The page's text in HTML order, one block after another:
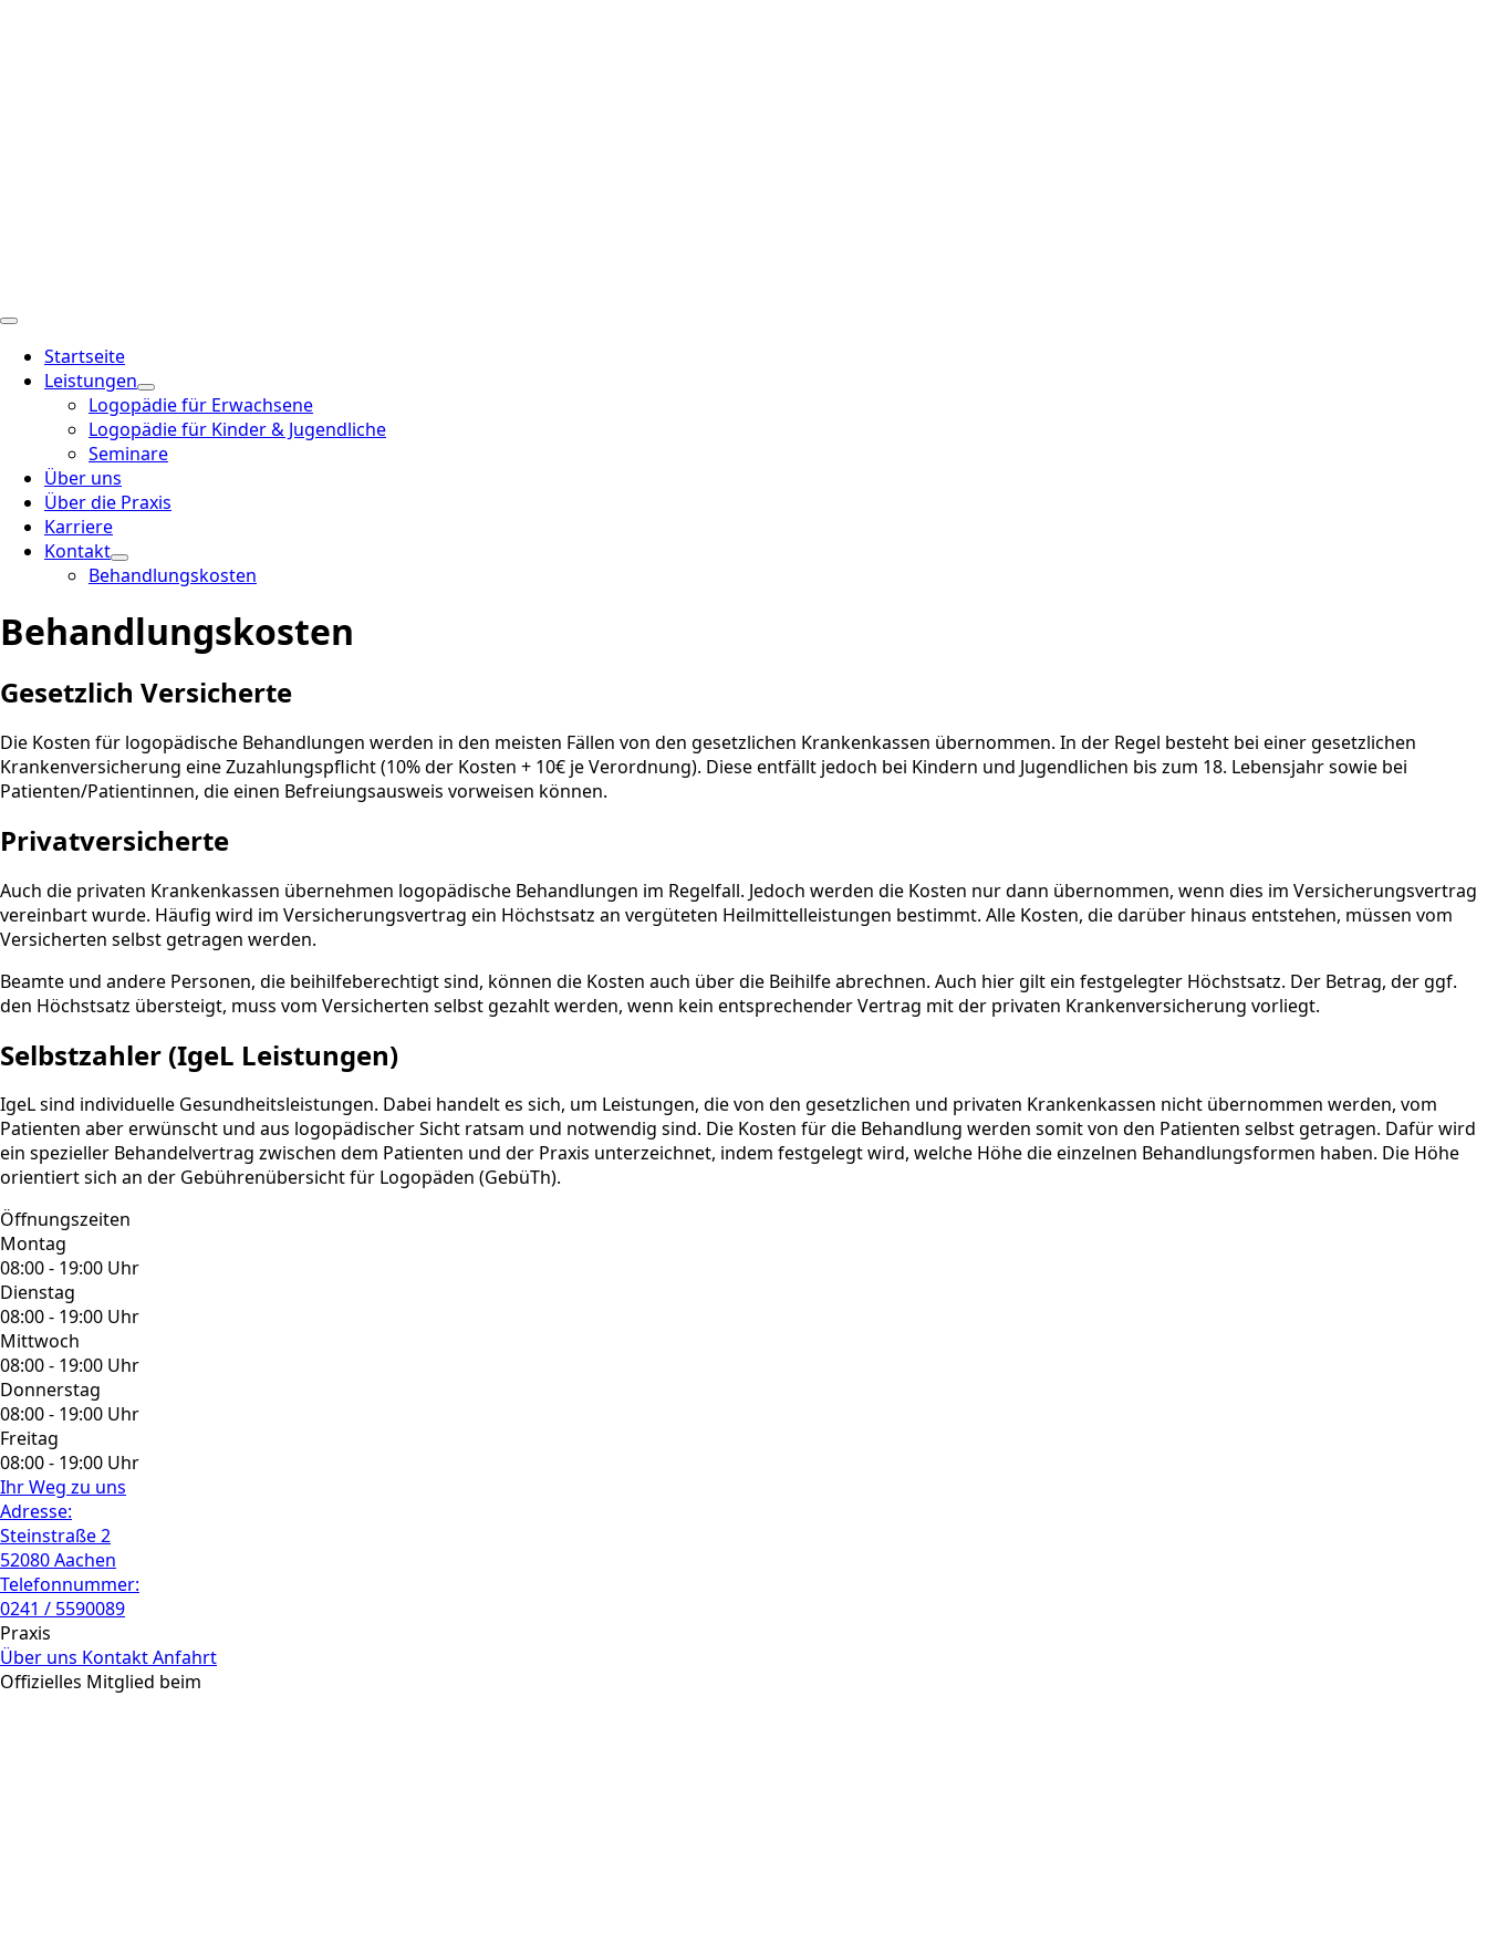
Startseite
Leistungen
Logopädie für Erwachsene
Logopädie für Kinder & Jugendliche
Seminare
Über uns
Über die Praxis
Karriere
Kontakt
Behandlungskosten
Behandlungskosten
Gesetzlich Versicherte
Die Kosten für logopädische Behandlungen werden in den meisten Fällen von den gesetzlichen Krankenkassen übernommen. In der Regel besteht bei einer gesetzlichen
Krankenversicherung eine Zuzahlungspflicht (10% der Kosten + 10€ je Verordnung). Diese entfällt jedoch bei Kindern und Jugendlichen bis zum 18. Lebensjahr sowie bei
Patienten/Patientinnen, die einen Befreiungsausweis vorweisen können.
Privatversicherte
Auch die privaten Krankenkassen übernehmen logopädische Behandlungen im Regelfall. Jedoch werden die Kosten nur dann übernommen, wenn dies im Versicherungsvertrag
vereinbart wurde. Häufig wird im Versicherungsvertrag ein Höchstsatz an vergüteten Heilmittelleistungen bestimmt. Alle Kosten, die darüber hinaus entstehen, müssen vom
Versicherten selbst getragen werden.
Beamte und andere Personen, die beihilfeberechtigt sind, können die Kosten auch über die Beihilfe abrechnen. Auch hier gilt ein festgelegter Höchstsatz. Der Betrag, der ggf.
den Höchstsatz übersteigt, muss vom Versicherten selbst gezahlt werden, wenn kein entsprechender Vertrag mit der privaten Krankenversicherung vorliegt.
Selbstzahler (IgeL Leistungen)
IgeL sind individuelle Gesundheitsleistungen. Dabei handelt es sich, um Leistungen, die von den gesetzlichen und privaten Krankenkassen nicht übernommen werden, vom
Patienten aber erwünscht und aus logopädischer Sicht ratsam und notwendig sind. Die Kosten für die Behandlung werden somit von den Patienten selbst getragen. Dafür wird
ein spezieller Behandelvertrag zwischen dem Patienten und der Praxis unterzeichnet, indem festgelegt wird, welche Höhe die einzelnen Behandlungsformen haben. Die Höhe
orientiert sich an der Gebührenübersicht für Logopäden (GebüTh).
Öffnungszeiten
Montag
08:00 - 19:00 Uhr
Dienstag
08:00 - 19:00 Uhr
Mittwoch
08:00 - 19:00 Uhr
Donnerstag
08:00 - 19:00 Uhr
Freitag
08:00 - 19:00 Uhr
Ihr Weg zu uns
Adresse:
Steinstraße 2
52080 Aachen
Telefonnummer:
0241 / 5590089
Praxis
Über uns KontaktAnfahrt
Offizielles Mitglied beim